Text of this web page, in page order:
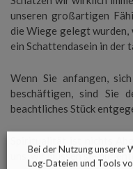
unseren großartigen
die Wiege gelegt wurden,
ein Schattendasein in
Wenn Sie anfangen,
beschäftigen, sind Sie
beachtliches Stück
uns, wir müssen sie nur
Bei der Nutzung unserer
Log-Dateien und Tools